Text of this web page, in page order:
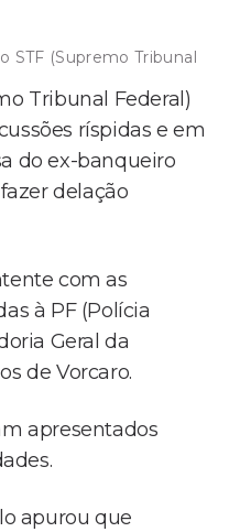
STF (Supremo Tribunal
Tribunal Federal)
ríspidas e em
do ex-banqueiro
delação
com as
à PF (Polícia
Geral da
de Vorcaro.
apresentados
apurou que